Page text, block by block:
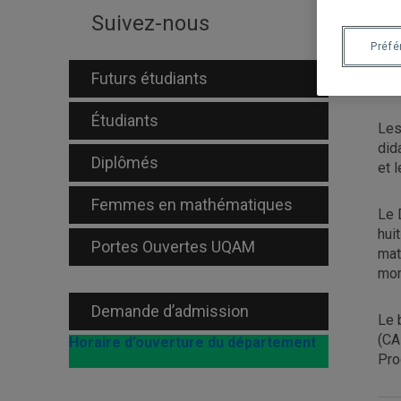
Suivez-nous
Futurs étudiants
Étudiants
Diplômés
Femmes en mathématiques
Portes Ouvertes UQAM
Demande d’admission
Horaire d’ouverture du département
Le
et
Le
Le